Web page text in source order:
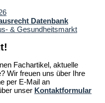
Datenbank
& Gesundheitsmarkt
Fachartikel, aktuelle
Wir freuen uns über Ihre
per E-Mail an
unser Kontaktformular